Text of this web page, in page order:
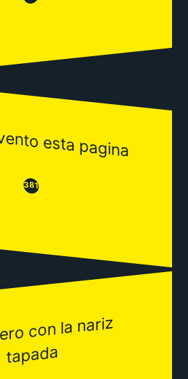
esta pagina
😒381😂
con la nariz
tapada